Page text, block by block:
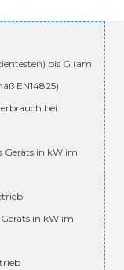
bis G (am
EN14825)
bei
Geräts in kW im
in kW im